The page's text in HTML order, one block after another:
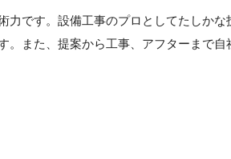
力です。設備工事のプロとしてたしかな
。また、提案から工事、アフターまで自